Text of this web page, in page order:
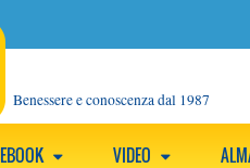
Benessere e conoscenza dal 1987
EBOOK VIDEO